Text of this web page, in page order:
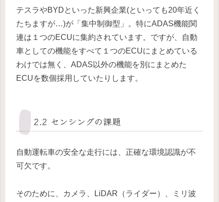
テスラやBYDといった新興企業(といっても20年近く
たちますが…)が「集中制御型」。特にADAS機能関
連は１つのECUに集約されています。ですが、自動
車としての機能をすべて１つのECUにまとめている
わけでは無く、ADAS以外の機能を別にまとめた
ECUを数個採用していたりします。
2.2 センシングの課題
自動運転車の安全な走行には、正確な環境認識が不
可欠です。
そのために、カメラ、LiDAR（ライダー）、ミリ波